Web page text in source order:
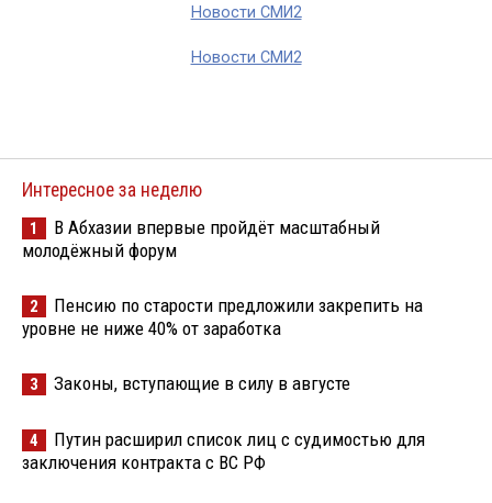
Новости СМИ2
Новости СМИ2
Интересное за неделю
1
В Абхазии впервые пройдёт масштабный
молодёжный форум
2
Пенсию по старости предложили закрепить на
уровне не ниже 40% от заработка
3 Законы, вступающие в силу в августе
4
Путин расширил список лиц с судимостью для
заключения контракта с ВС РФ